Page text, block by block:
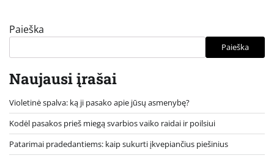
Paieška
Paieška
Naujausi įrašai
Violetinė spalva: ką ji pasako apie jūsų asmenybę?
Kodėl pasakos prieš miegą svarbios vaiko raidai ir poilsiui
Patarimai pradedantiems: kaip sukurti įkvepiančius piešinius